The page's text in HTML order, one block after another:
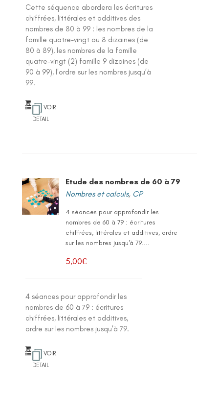
Cette séquence abordera les écritures
chiffrées, littérales et additives des
nombres de 80 à 99 : les nombres de la
famille quatre-vingt ou 8 dizaines (de
80 à 89), les nombres de la famille
quatre-vingt (2) famille 9 dizaines (de
90 à 99), l'ordre sur les nombres jusqu’à
99.
VOIR
DETAIL
Etude des nombres de 60 à 79
Nombres et calculs, CP
4 séances pour approfondir les
nombres de 60 à 79 : écritures
chiffrées, littérales et additives, ordre
sur les nombres jusqu'à 79....
5,00€
4 séances pour approfondir les
nombres de 60 à 79 : écritures
chiffrées, littérales et additives,
ordre sur les nombres jusqu'à 79.
VOIR
DETAIL